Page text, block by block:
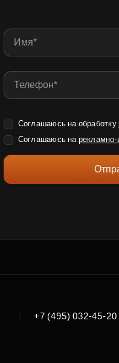
Соглашаюсь на обработку
Соглашаюсь на
+7 (495) 032-45-20